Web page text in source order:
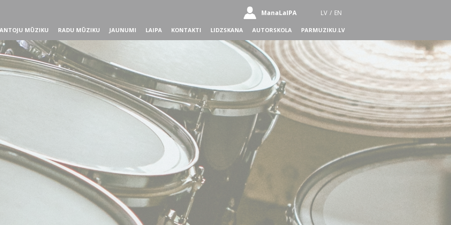
ManaLaIPA LV / EN
MŪZIKU RADU MŪZIKU JAUNUMI LAIPA KONTAKTI LIDZSKANA AUTORSKOLA PARMUZIKU.LV